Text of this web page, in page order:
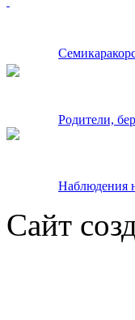
Родители,
Наблюдения
Сайт